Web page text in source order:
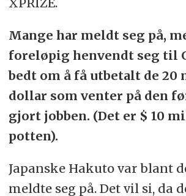
Mange har meldt seg på,
foreløpig henvendt seg til
bedt om å få utbetalt de
dollar som venter på den
gjort jobben. (Det er $ 10
potten).
Japanske Hakuto var blant
meldte seg på. Det vil si, da